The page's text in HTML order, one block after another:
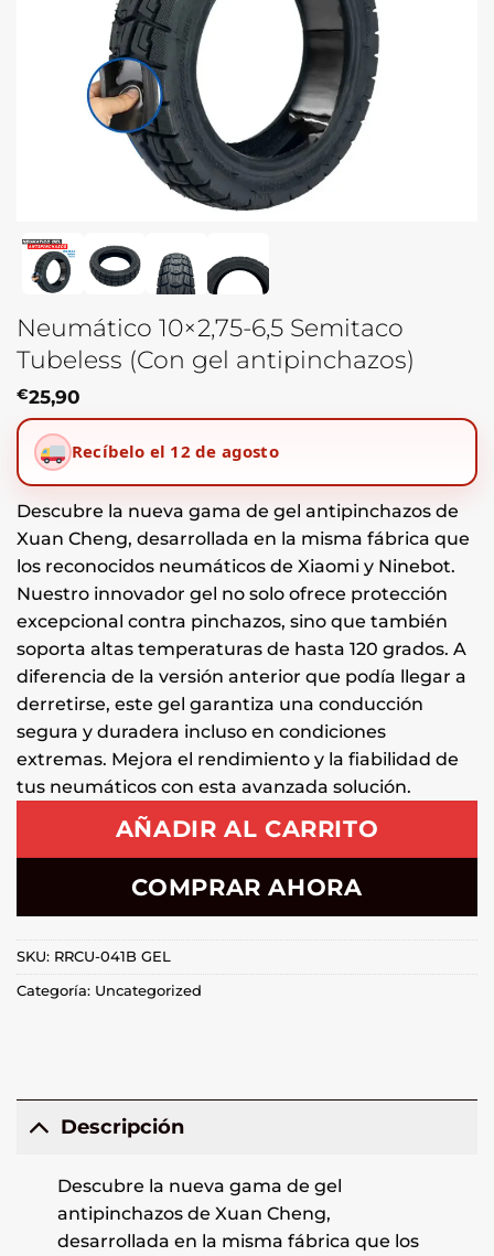
Neumático 10×2,75-6,5 Semitaco
Tubeless (Con gel antipinchazos)
€25,90
Recíbelo el 12 de agosto
Descubre la nueva gama de gel antipinchazos de
Xuan Cheng, desarrollada en la misma fábrica que
los reconocidos neumáticos de Xiaomi y Ninebot.
Nuestro innovador gel no solo ofrece protección
excepcional contra pinchazos, sino que también
soporta altas temperaturas de hasta 120 grados. A
diferencia de la versión anterior que podía llegar a
derretirse, este gel garantiza una conducción
segura y duradera incluso en condiciones
extremas. Mejora el rendimiento y la fiabilidad de
tus neumáticos con esta avanzada solución.
AÑADIR AL CARRITO
COMPRAR AHORA
SKU: RRCU-041B GEL
Categoría: Uncategorized
Descripción
Descubre la nueva gama de gel
antipinchazos de Xuan Cheng,
desarrollada en la misma fábrica que los